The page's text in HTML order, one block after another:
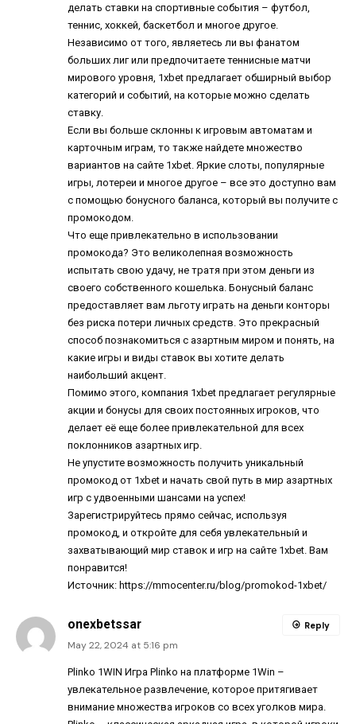
делать ставки на спортивные события – футбол,
теннис, хоккей, баскетбол и многое другое.
Независимо от того, являетесь ли вы фанатом
больших лиг или предпочитаете теннисные матчи
мирового уровня, 1xbet предлагает обширный выбор
категорий и событий, на которые можно сделать
ставку.
Если вы больше склонны к игровым автоматам и
карточным играм, то также найдете множество
вариантов на сайте 1xbet. Яркие слоты, популярные
игры, лотереи и многое другое – все это доступно вам
с помощью бонусного баланса, который вы получите с
промокодом.
Что еще привлекательно в использовании
промокода? Это великолепная возможность
испытать свою удачу, не тратя при этом деньги из
своего собственного кошелька. Бонусный баланс
предоставляет вам льготу играть на деньги конторы
без риска потери личных средств. Это прекрасный
способ познакомиться с азартным миром и понять, на
какие игры и виды ставок вы хотите делать
наибольший акцент.
Помимо этого, компания 1xbet предлагает регулярные
акции и бонусы для своих постоянных игроков, что
делает её еще более привлекательной для всех
поклонников азартных игр.
Не упустите возможность получить уникальный
промокод от 1xbet и начать свой путь в мир азартных
игр с удвоенными шансами на успех!
Зарегистрируйтесь прямо сейчас, используя
промокод, и откройте для себя увлекательный и
захватывающий мир ставок и игр на сайте 1xbet. Вам
понравится!
Источник: https://mmocenter.ru/blog/promokod-1xbet/
onexbetssar
May 22, 2024 at 5:16 pm
Plinko 1WIN Игра Plinko на платформе 1Win –
увлекательное развлечение, которое притягивает
внимание множества игроков со всех уголков мира.
Reply